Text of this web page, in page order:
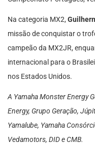
Na categoria MX2,
missão de conquistar o
campeão da MX2JR,
internacional para o
nos Estados Unidos.
A Yamaha Monster Energy
Energy, Grupo Geração,
Yamalube, Yamaha
Vedamotors, DID e CMB.